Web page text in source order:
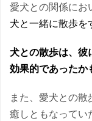
愛犬との関係にお
犬と一緒に散歩を
犬との散歩は、彼
効果的であったか
また、愛犬との散
癒しともなってい